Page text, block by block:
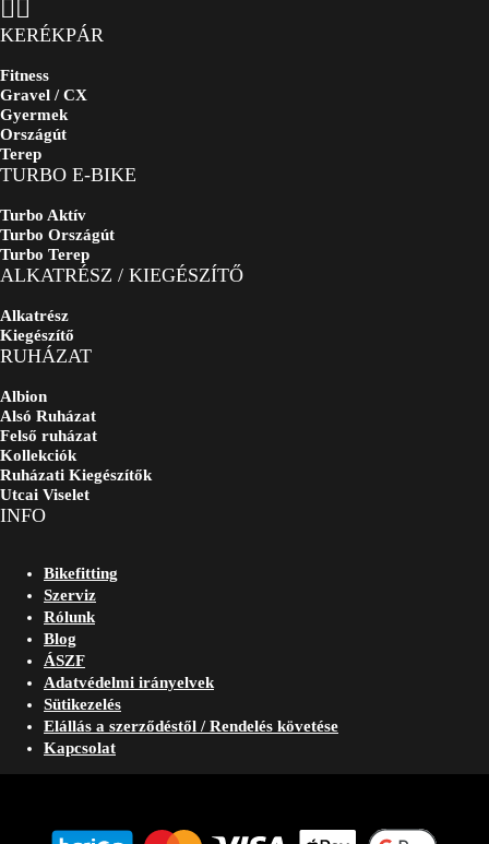
KERÉKPÁR
Fitness
Gravel / CX
Gyermek
Országút
Terep
TURBO E-BIKE
Turbo Aktív
Turbo Országút
Turbo Terep
ALKATRÉSZ / KIEGÉSZÍTŐ
Alkatrész
Kiegészítő
RUHÁZAT
Albion
Alsó Ruházat
Felső ruházat
Kollekciók
Ruházati Kiegészítők
Utcai Viselet
INFO
Bikefitting
Szerviz
Rólunk
Blog
ÁSZF
Adatvédelmi irányelvek
Sütikezelés
Elállás a szerződéstől / Rendelés követése
Kapcsolat